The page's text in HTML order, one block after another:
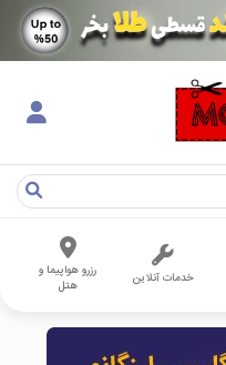
خدمات آنلاین
رزرو هواپیما و
هتل